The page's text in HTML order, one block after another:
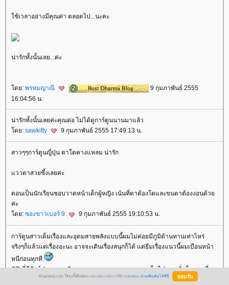
ช้เวลาอย่างมีคุณค่า ตลอดไป...นะคะ
น่ารักทั้งนั้นเลย...ค่ะ
ดย: พรหมญาณี
9 กุมภาพันธ์ 2555
16:04:56 น.
น่ารักทั้งนั้นเลยค่ะคุณต่อ ไม่ได้ดูการ์ตูนนานมาแล้ว
ดย: sawkitty 9 กุมภาพันธ์ 2555 17:49:13 น.
สาวๆๆการ์ตูนญี่ปุ่น ตาโตคางแหลม น่ารัก
ววตาสวยซึ้งเลยค่ะ
ตอนเป็นนักเรียนชอบวาดหน้าเด็กผู้หญิง เน้นที่ตาต้องโตและขนตาต้องงอนด้ว
ค่ะ
ดย: ซองขาวเบอร์ 9 9 กุมภาพันธ์ 2555 19:10:53 น.
การ์ตูนสาวเต็มเรื่องและอุดมสายพลังแบบนี้ผมไม่ค่อยมีภูมิต้านทานเท่าไหร่
จริงๆก็แล้วแต่เรื่องอะนะ อาจจะเดินเรื่องสนุกก็ได้ แต่ธีมเรื่องแนวนี้ผมเบือนหน้า
หนีก่อนทุกที
OP ที่มีสัตว์ประหลาดหัวกลมๆออกมาลอยหลอกหลอนเต็มไปหมดนั่นก็หลอนที่สุด
BlogGang.com ใช้คุกกี้เพื่อพัฒนาประสบการณ์การใช้งานของคุณ อ่านเพิ่มเติมได้ที่นี่